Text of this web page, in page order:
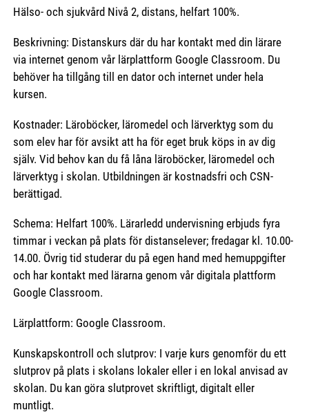
Hälso- och sjukvård Nivå 2, distans, helfart 100%.
Beskrivning: Distanskurs där du har kontakt med din lärare
via internet genom vår lärplattform Google Classroom. Du
behöver ha tillgång till en dator och internet under hela
kursen.
Kostnader: Läroböcker, läromedel och lärverktyg som du
som elev har för avsikt att ha för eget bruk köps in av dig
själv. Vid behov kan du få låna läroböcker, läromedel och
lärverktyg i skolan. Utbildningen är kostnadsfri och CSN-
berättigad.
Schema: Helfart 100%. Lärarledd undervisning erbjuds fyra
timmar i veckan på plats för distanselever; fredagar kl. 10.00-
14.00. Övrig tid studerar du på egen hand med hemuppgifter
och har kontakt med lärarna genom vår digitala plattform
Google Classroom.
Lärplattform: Google Classroom.
Kunskapskontroll och slutprov: I varje kurs genomför du ett
slutprov på plats i skolans lokaler eller i en lokal anvisad av
skolan. Du kan göra slutprovet skriftligt, digitalt eller
muntligt.